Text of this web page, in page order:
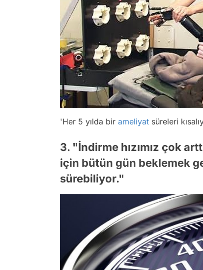
'Her 5 yılda bir ameliyat süreleri
3. "İndirme hızımız çok
için bütün gün beklemek
sürebiliyor."